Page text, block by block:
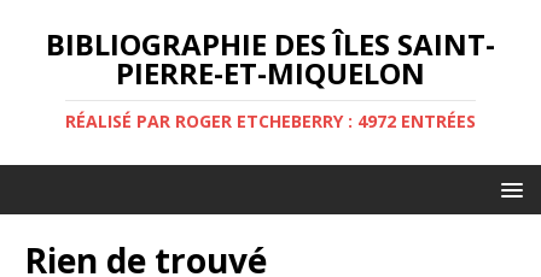
BIBLIOGRAPHIE DES ÎLES SAINT-
PIERRE-ET-MIQUELON
RÉALISÉ PAR ROGER ETCHEBERRY : 4972 ENTRÉES
Rien de trouvé